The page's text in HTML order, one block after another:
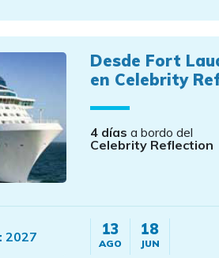
Desde Fort
en Celebrity
4 días a bordo del
Celebrity Reflection
2027 13
AGO
18
JUN